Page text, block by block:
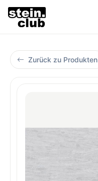
Zurück zu Produkten